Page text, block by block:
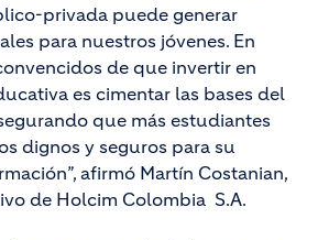
privada puede generar
para nuestros jóvenes. En
de que invertir en
es cimentar las bases del
que más estudiantes
dignos y seguros para su
afirmó Martín Costanian,
de Holcim Colombia S.A.